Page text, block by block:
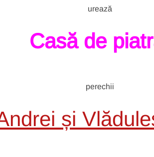
urează
Casă de
perechii
și